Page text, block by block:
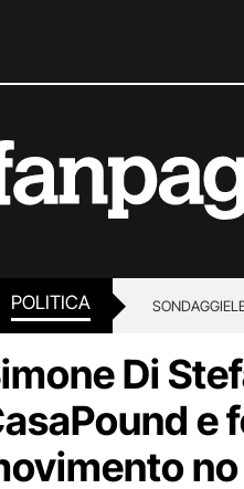
POLITICA SONDAGGI
Di
e